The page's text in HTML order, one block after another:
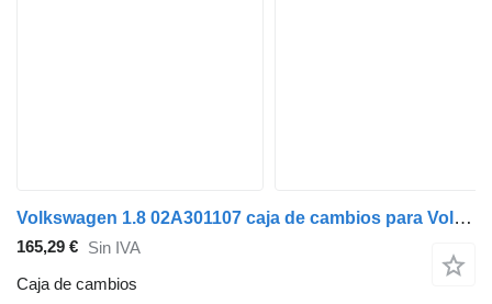
Volkswagen 1.8 02A301107 caja de cambios para Volkswagen PASSAT Variant B3/B4 (3A5, 35I) coche
165,29 € Sin IVA
Caja de cambios